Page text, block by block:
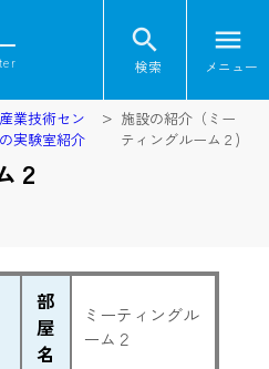
search
検索
menu
メニュー
業技術セン
実験室紹介
施設の紹介（ミー
ティングルーム２)
２
部
屋
名
ミーティングル
ーム２